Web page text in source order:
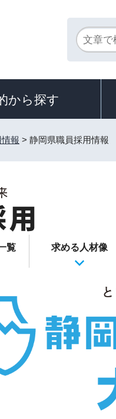
から探す
報 > 静岡県職員採用情報
覧 求める人材像